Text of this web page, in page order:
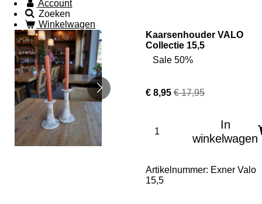
Account
Zoeken
Winkelwagen
Kaarsenhouder VALO
Collectie 15,5
Sale 50%
€ 8,95 € 17,95
In
winkelwagen
Artikelnummer: Exner Valo
15,5